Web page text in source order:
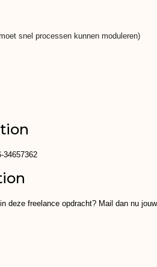
snel processen kunnen moduleren)
34657362
deze freelance opdracht? Mail dan nu